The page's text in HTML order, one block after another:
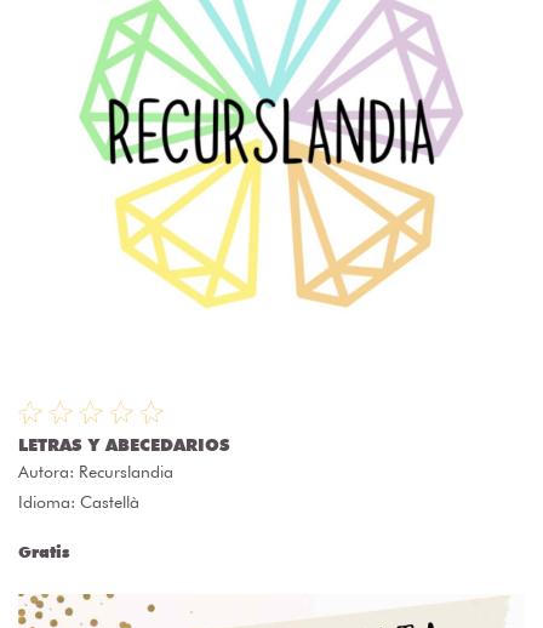
LETRAS Y ABECEDARIOS
Autora: Recurslandia
Idioma: Castellà
Gratis